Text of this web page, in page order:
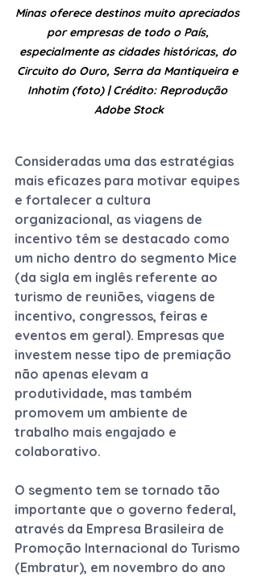
Minas oferece destinos muito apreciados
por empresas de todo o País,
especialmente as cidades históricas, do
Circuito do Ouro, Serra da Mantiqueira e
Inhotim (foto) | Crédito: Reprodução
Adobe Stock
Consideradas uma das estratégias
mais eficazes para motivar equipes
e fortalecer a cultura
organizacional, as viagens de
incentivo têm se destacado como
um nicho dentro do segmento Mice
(da sigla em inglês referente ao
turismo de reuniões, viagens de
incentivo, congressos, feiras e
eventos em geral). Empresas que
investem nesse tipo de premiação
não apenas elevam a
produtividade, mas também
promovem um ambiente de
trabalho mais engajado e
colaborativo.
O segmento tem se tornado tão
importante que o governo federal,
através da Empresa Brasileira de
Promoção Internacional do Turismo
(Embratur), em novembro do ano